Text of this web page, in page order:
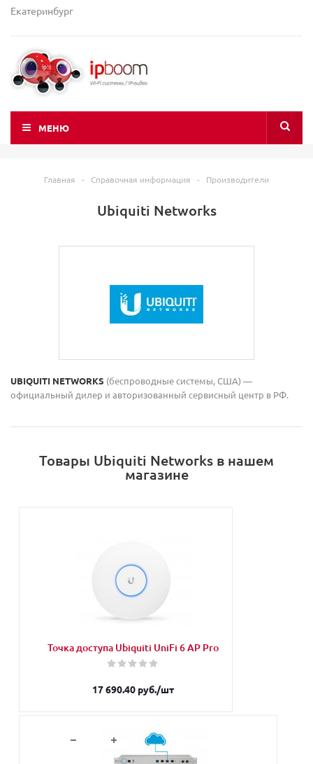
Екатеринбург
МЕНЮ
Главная - Справочная информация - Производители
Ubiquiti Networks
UBIQUITI NETWORKS (беспроводные системы, США) —
официальный дилер и авторизованный сервисный центр в РФ.
Товары Ubiquiti Networks в нашем
магазине
Точка доступа Ubiquiti UniFi 6 AP Pro
17 690.40 руб./шт
В корзину